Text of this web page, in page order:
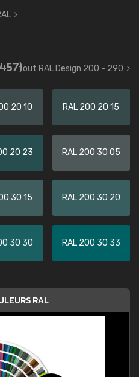
tout RAL Design 200 - 290
20 10 RAL 200 20 15
20 23 RAL 200 30 05
30 15 RAL 200 30 20
30 30 RAL 200 30 33
RAL